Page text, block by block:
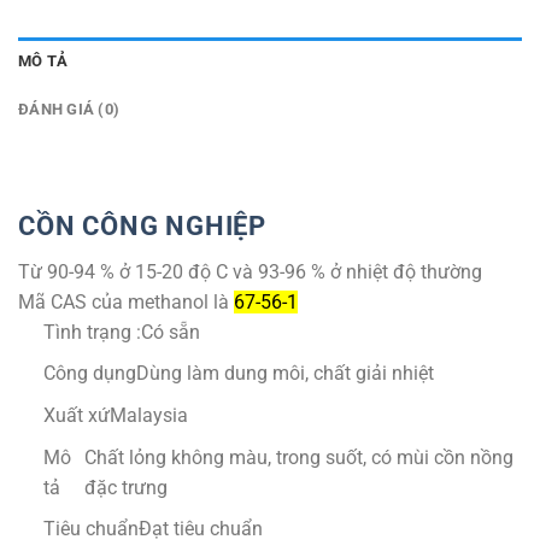
MÔ TẢ
ĐÁNH GIÁ (0)
CỒN CÔNG NGHIỆP
Từ 90-94 % ở 15-20 độ C và 93-96 % ở nhiệt độ thường
Mã CAS của methanol là 67-56-1
Tình trạng :Có sẵn
Công dụng Dùng làm dung môi, chất giải nhiệt
Xuất xứMalaysia
Mô
tả
Chất lỏng không màu, trong suốt, có mùi cồn nồng
đặc trưng
Tiêu chuẩnĐạt tiêu chuẩn